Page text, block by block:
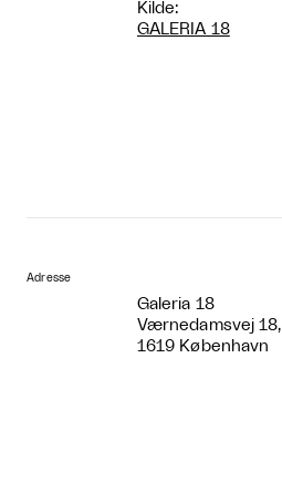
Kilde:
GALERIA 18
Adresse
Galeria 18
Værnedamsvej 18,
1619 København